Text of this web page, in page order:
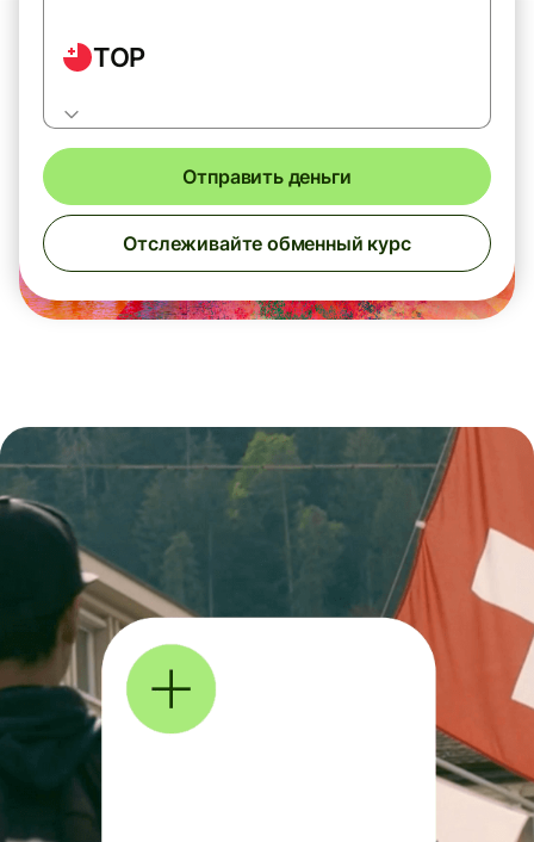
TOP
Отправить деньги
Отслеживайте обменный курс